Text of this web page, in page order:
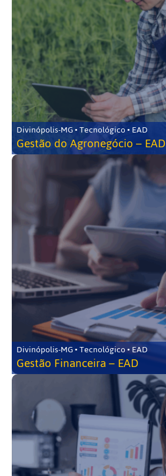
Divinópolis-MG • Tecnológico • EAD
Gestão do Agronegócio – EAD
Divinópolis-MG • Tecnológico • EAD
Gestão Financeira – EAD